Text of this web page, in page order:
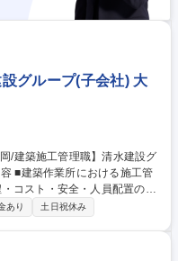
グループ(子会社) 大
コスト・安全・人員配置の管
一連の業務をお任せいたしま
受注できるため、非常に経営
あり 土日祝休み